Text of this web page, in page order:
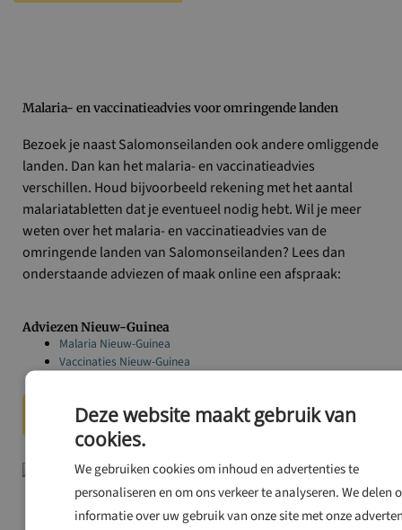
Malaria- en vaccinatieadvies voor omringende landen
Bezoek je naast Salomonseilanden ook andere omliggende
landen. Dan kan het malaria- en vaccinatieadvies
verschillen. Houd bijvoorbeeld rekening met het aantal
malariatabletten dat je eventueel nodig hebt. Wil je meer
weten over het malaria- en vaccinatieadvies van de
omringende landen van Salomonseilanden? Lees dan
onderstaande adviezen of maak online een afspraak:
Adviezen Nieuw-Guinea
Malaria Nieuw-Guinea
Vaccinaties Nieuw-Guinea
Ontdek onze locaties
Deze website maakt gebruik van
cookies.
We gebruiken cookies om inhoud en advertenties te
personaliseren en om ons verkeer te analyseren. We delen
informatie over uw gebruik van onze site met onze